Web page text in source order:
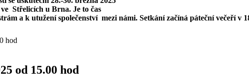
Střelicích u Brna. Je to čas
a k utužení společenství mezi námi. Setkání začíná páteční večeří v
od 15.00 hod